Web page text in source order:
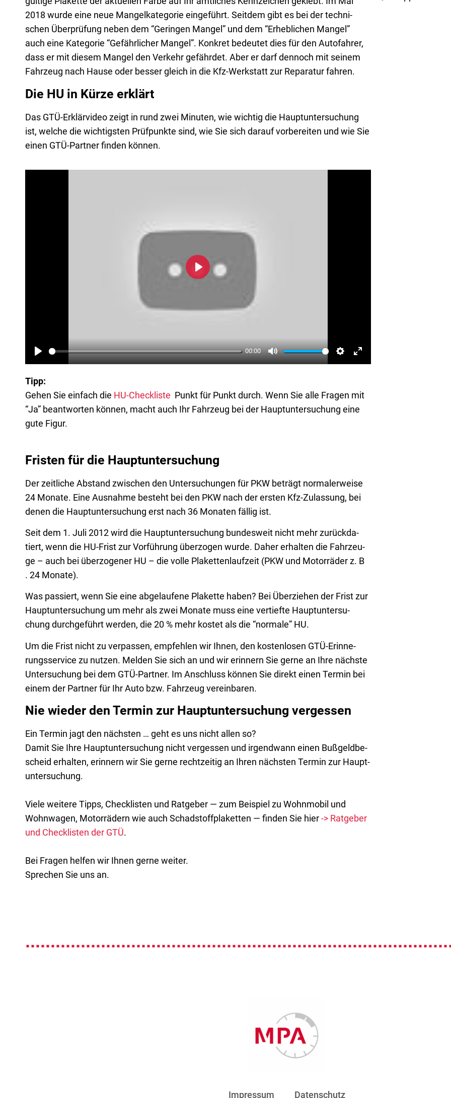
2018 wur­de eine neue Man­gel­ka­te­go­rie ein­ge­führt. Seit­dem gibt es bei der tech­ni­
schen Über­prü­fung neben dem “Gerin­gen Man­gel” und dem “Erheb­li­chen Man­gel”
auch eine Kate­go­rie “Gefähr­li­cher Man­gel”. Kon­kret bedeu­tet dies für den Auto­fah­rer,
dass er mit die­sem Man­gel den Ver­kehr gefähr­det. Aber er darf den­noch mit sei­nem
Fahr­zeug nach Hau­se oder bes­ser gleich in die Kfz-Werk­statt zur Repa­ra­tur fahren.
Die HU in Kürze erklärt
Das GTÜ-Erklär­vi­deo zeigt in rund zwei Minu­ten, wie wich­tig die Haupt­un­ter­su­chung
ist, wel­che die wich­tigs­ten Prüf­punk­te sind, wie Sie sich dar­auf vor­be­rei­ten und wie Sie
einen GTÜ-Part­ner fin­den können.
Play
00:00
Mute SettingsEnter fullscreen
Play
Tipp:
Gehen Sie ein­fach die HU-Check­lis­te Punkt für Punkt durch. Wenn Sie alle Fra­gen mit
“Ja” beant­wor­ten kön­nen, macht auch Ihr Fahr­zeug bei der Haupt­un­ter­su­chung eine
gute Figur.
Fristen für die Hauptuntersuchung
Der zeit­li­che Abstand zwi­schen den Unter­su­chun­gen für PKW beträgt nor­ma­ler­wei­se
24 Mona­te. Eine Aus­nah­me besteht bei den PKW nach der ers­ten Kfz-Zulas­sung, bei
denen die Haupt­un­ter­su­chung erst nach 36 Mona­ten fäl­lig ist.
Seit dem 1. Juli 2012 wird die Haupt­un­ter­su­chung bun­des­weit nicht mehr zurück­da­
tiert, wenn die HU-Frist zur Vor­füh­rung über­zo­gen wur­de. Daher erhal­ten die Fahr­zeu­
ge – auch bei über­zo­ge­ner HU – die vol­le Pla­ket­ten­lauf­zeit (PKW und Motor­rä­der z. B
. 24 Monate).
Was pas­siert, wenn Sie eine abge­lau­fe­ne Pla­ket­te haben? Bei Über­zie­hen der Frist zur
Haupt­un­ter­su­chung um mehr als zwei Mona­te muss eine ver­tief­te Haupt­un­ter­su­
chung durch­ge­führt wer­den, die 20 % mehr kos­tet als die “nor­ma­le” HU.
Um die Frist nicht zu ver­pas­sen, emp­feh­len wir Ihnen, den kos­ten­lo­sen GTÜ-Erin­ne­
rungs­ser­vice zu nut­zen. Mel­den Sie sich an und wir erin­nern Sie ger­ne an Ihre nächs­te
Unter­su­chung bei dem GTÜ-Part­ner. Im Anschluss kön­nen Sie direkt einen Ter­min bei
einem der Part­ner für Ihr Auto bzw. Fahr­zeug vereinbaren.
Nie wieder den Termin zur Hauptuntersuchung vergessen
Ein Ter­min jagt den nächs­ten … geht es uns nicht allen so?
Damit Sie Ihre Haupt­un­ter­su­chung nicht ver­ges­sen und irgend­wann einen Buß­geld­be­
scheid erhal­ten, erin­nern wir Sie ger­ne recht­zei­tig an Ihren nächs­ten Ter­min zur Haupt­
un­ter­su­chung.
Vie­le wei­te­re Tipps, Check­lis­ten und Rat­ge­ber — zum Bei­spiel zu Wohn­mo­bil und
Wohn­wa­gen, Motor­rä­dern wie auch Schad­stoff­pla­ket­ten — fin­den Sie hier-> Rat­ge­ber
und Check­lis­ten der GTÜ.
Bei Fra­gen hel­fen wir Ihnen ger­ne wei­ter.
Spre­chen Sie uns an.
Impressum Datenschutz